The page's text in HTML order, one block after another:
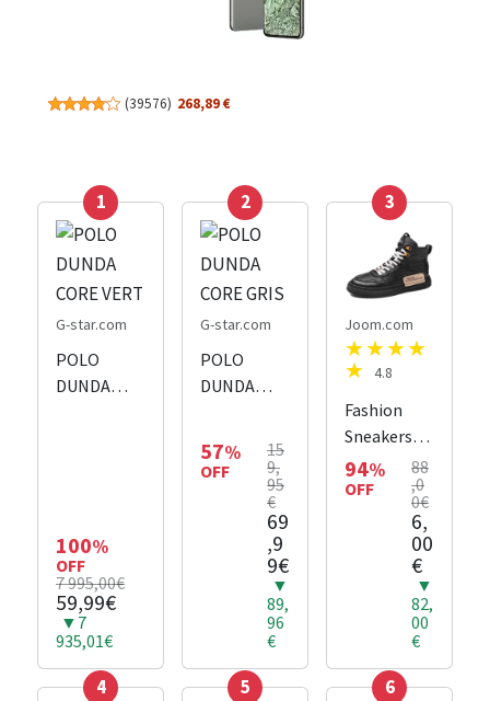
(39576) 268,89 €
1
G-star.com
POLO
DUNDA
100%
OFF
7 995,00€
59,99€
▼7
935,01€
2
G-star.com
POLO
DUNDA
57%
OFF
15
9,
95
€
69
,9
9€
▼
89,
96
€
3
Joom.com
4.8
Fashion
Sneakers
Chaussures
sport
94%
OFF
88
,0
0€
6,
00
€
▼
82,
00
€
4 5 6